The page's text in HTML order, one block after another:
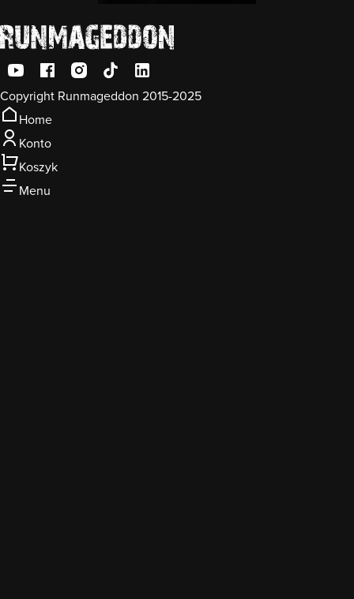
Copyright Runmageddon 2015-2025
Home
Konto
Koszyk
Menu